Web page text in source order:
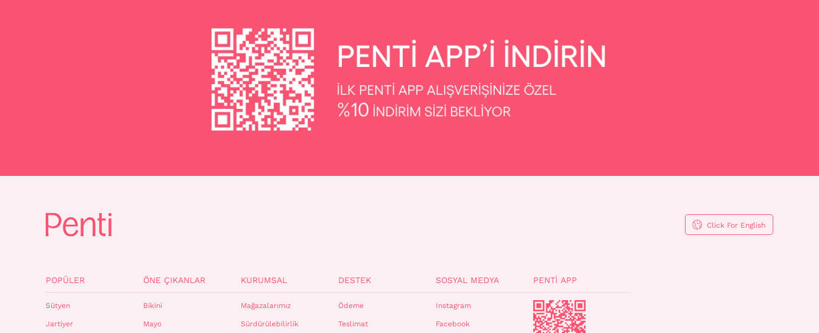
Click For English
POPÜLER
Sütyen
Jartiyer
ÖNE ÇIKANLAR
Bikini
Mayo
KURUMSAL
Mağazalarımız
Sürdürülebilirlik
DESTEK
Ödeme
Teslimat
SOSYAL MEDYA
Instagram
Facebook
PENTI APP